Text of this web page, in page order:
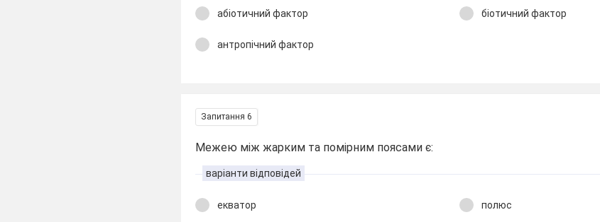
абіотичний фактор біотичний фактор
антропічний фактор
Запитання 6
Межею між жарким та помірним поясами є:
варіанти відповідей
екватор полюс